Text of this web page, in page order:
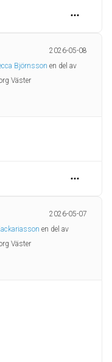
2026-05-08
Björnsson en del av
Väster
2026-05-07
en del av
Väster